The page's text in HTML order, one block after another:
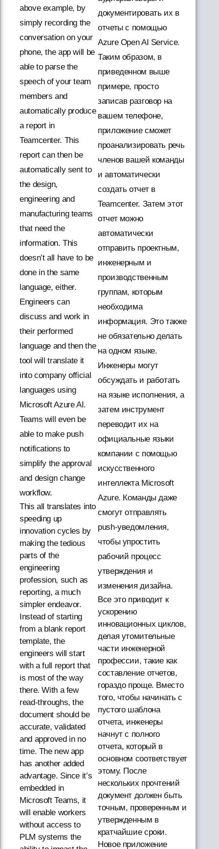
above example, by
simply recording the
conversation on your
phone, the app will be
able to parse the
speech of your team
members and
automatically produce
a report in
Teamcenter. This
report can then be
automatically sent to
the design,
engineering and
manufacturing teams
that need the
information. This
doesn’t all have to be
done in the same
language, either.
Engineers can
discuss and work in
their performed
language and then the
tool will translate it
into company official
languages using
Microsoft Azure AI.
Teams will even be
able to make push
notifications to
simplify the approval
and design change
workflow.
This all translates into
speeding up
innovation cycles by
making the tedious
parts of the
engineering
profession, such as
reporting, a much
simpler endeavor.
Instead of starting
from a blank report
template, the
engineers will start
with a full report that
is most of the way
there. With a few
read-throughs, the
document should be
accurate, validated
and approved in no
time. The new app
has another added
advantage. Since it’s
embedded in
Microsoft Teams, it
will enable workers
without access to
PLM systems the
документировать их в
отчеты с помощью
Azure Open AI Service.
Таким образом, в
приведенном выше
примере, просто
записав разговор на
вашем телефоне,
приложение сможет
проанализировать речь
членов вашей команды
и автоматически
создать отчет в
Teamcenter. Затем этот
отчет можно
автоматически
отправить проектным,
инженерным и
производственным
группам, которым
необходима
информация. Это также
не обязательно делать
на одном языке.
Инженеры могут
обсуждать и работать
на языке исполнения, а
затем инструмент
переводит их на
официальные языки
компании с помощью
искусственного
интеллекта Microsoft
Azure. Команды даже
смогут отправлять
push-уведомления,
чтобы упростить
рабочий процесс
утверждения и
изменения дизайна.
Все это приводит к
ускорению
инновационных циклов,
делая утомительные
части инженерной
профессии, такие как
составление отчетов,
гораздо проще. Вместо
того, чтобы начинать с
пустого шаблона
отчета, инженеры
начнут с полного
отчета, который в
основном соответствует
этому. После
нескольких прочтений
документ должен быть
точным, проверенным и
утвержденным в
кратчайшие сроки.
Новое приложение